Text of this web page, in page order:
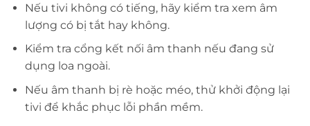
Nếu tivi không có tiếng, hãy kiểm tra xem âm
lượng có bị tắt hay không.
Kiểm tra cổng kết nối âm thanh nếu đang sử
dụng loa ngoài.
Nếu âm thanh bị rè hoặc méo, thử khởi động lại
tivi để khắc phục lỗi phần mềm.